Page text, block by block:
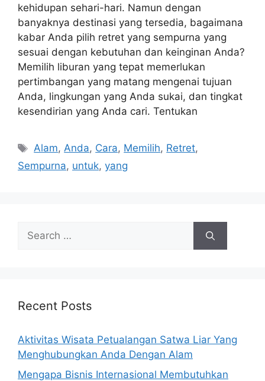
kehidupan sehari-hari. Namun dengan
banyaknya destinasi yang tersedia, bagaimana
kabar Anda pilih retret yang sempurna yang
sesuai dengan kebutuhan dan keinginan Anda?
Memilih liburan yang tepat memerlukan
pertimbangan yang matang mengenai tujuan
Anda, lingkungan yang Anda sukai, dan tingkat
kesendirian yang Anda cari. Tentukan
Tags
Alam,Anda, Cara, Memilih, Retret,
Sempurna, untuk, yang
Search
for:
Recent Posts
Aktivitas Wisata Petualangan Satwa Liar Yang
Menghubungkan Anda Dengan Alam
Mengapa Bisnis Internasional Membutuhkan